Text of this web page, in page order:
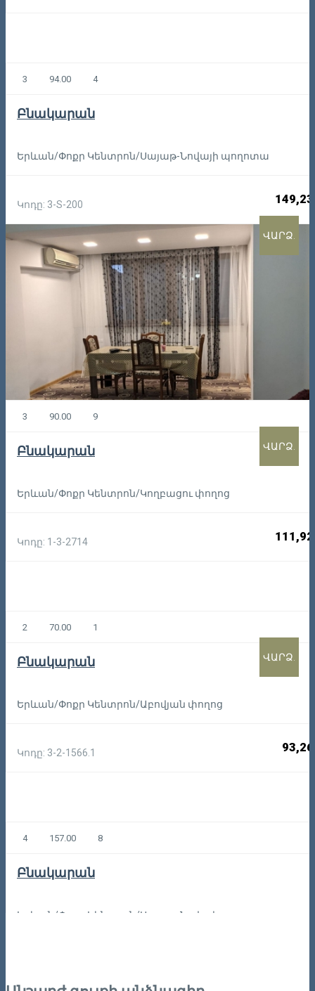
3 94.00 4
Բնակարան
Երևան/Փոքր Կենտրոն/Սայաթ-Նովայի պողոտա
Կոդը: 3-S-200
ՎԱՐՁ.
3 90.00 9
Բնակարան
Երևան/Փոքր Կենտրոն/Կողբացու փողոց
Կոդը: 1-3-2714
ՎԱՐՁ.
2 70.00 1
Բնակարան
Երևան/Փոքր Կենտրոն/Աբովյան փողոց
Կոդը: 3-2-1566.1
ՎԱՐՁ.
4 157.00 8
Բնակարան
Երևան/Փոքր Կենտրոն/Սայաթ-Նովայի պողոտա